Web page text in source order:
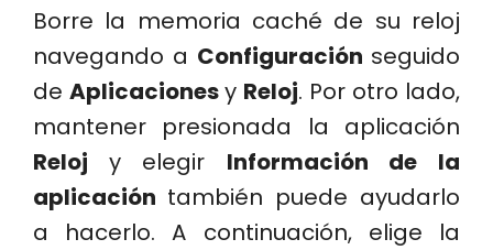
Borre la memoria caché de su reloj
navegando a Configuración seguido
de Aplicacionesy Reloj. Por otro lado,
mantener presionada la aplicación
Reloj y elegir Información de la
aplicación también puede ayudarlo
a hacerlo. A continuación, elige la